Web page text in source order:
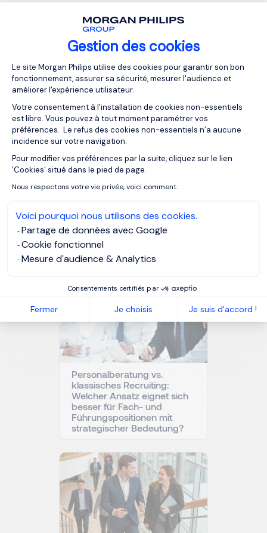
Gestion des cookies
Plateforme de Gestion du
Le site Morgan Philips utilise des cookies pour garantir son bon
fonctionnement, assurer sa sécurité, mesurer l'audience et
améliorer l'expérience utilisateur.
Votre consentement à l'installation de cookies non-essentiels
est libre. Vous pouvez à tout moment paramétrer vos
préférences. Le refus des cookies non-essentiels n’a aucune
incidence sur votre navigation.
Pour modifier vos préférences par la suite, cliquez sur le lien
'Cookies' situé dans le pied de page.
Nous respectons votre vie privée, voici comment.
Voici pourquoi nous utilisons des cookies.
Partage de données avec Google
Cookie fonctionnel
Mesure d'audience & Analytics
Consentements certifiés par
Fermer Je choisis Je suis d'accord !
Axeptio consent
Wie reagieren Kandidaten auf KI-basierte
Was sollten Unternehmen jetzt tun?
MORGAN PHILIPS GROUP
MORGAN PHILIPS SPECIALIST RECRUITMENT
UNSERE RESSOURCEN
Ähnliche Artikel
Personalberatung vs.
klassisches Recruiting:
Welcher Ansatz eignet sich
besser für Fach- und
Führungspositionen mit
strategischer Bedeutung?